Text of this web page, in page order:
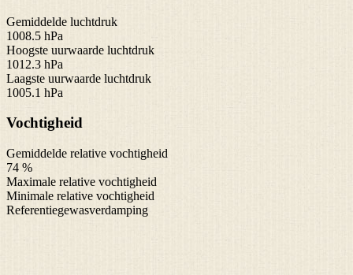
Gemiddelde luchtdruk
1008.5 hPa
Hoogste uurwaarde luchtdruk
1012.3 hPa
Laagste uurwaarde luchtdruk
1005.1 hPa
Vochtigheid
Gemiddelde relative vochtigheid
74 %
Maximale relative vochtigheid
Minimale relative vochtigheid
Referentiegewasverdamping